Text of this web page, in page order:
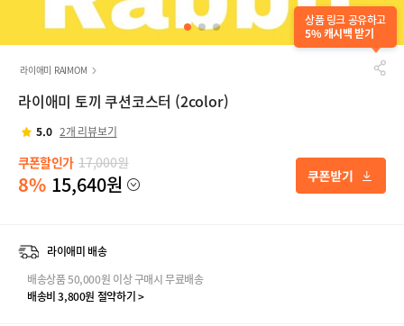
상품 링크 공유하고
5% 캐시백 받기
라이애미 RAIMOM
라이애미 토끼 쿠션코스터 (2color)
5.0 2개 리뷰보기
쿠폰할인가 17,000원
8% 15,640원
라이애미 배송
배송상품 50,000원 이상 구매시 무료배송
배송비 3,800원 절약하기 >